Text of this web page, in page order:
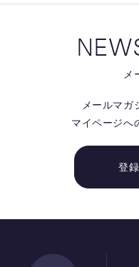
メ
メールマガ
マイページへ
登